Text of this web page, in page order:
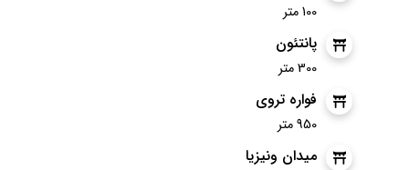
100 متر
پانتئون
300 متر
فواره تروی
950 متر
میدان ونیزیا